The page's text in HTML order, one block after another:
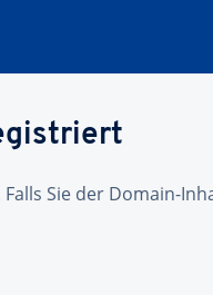
Sie der Domain-